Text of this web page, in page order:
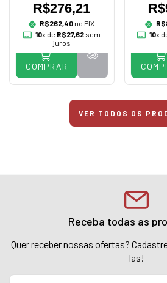
R$276,21
R$262,40 no PIX
10x de R$27,62sem
juros
COMPRAR
10x
VER TODOS OS
Receba todas as
Quer receber nossas ofertas?
las!